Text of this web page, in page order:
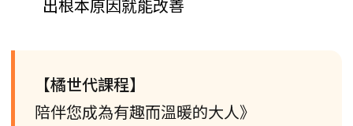
出根本原因就能改善
【橘世代課程】
陪伴您成為有趣而溫暖的大人》